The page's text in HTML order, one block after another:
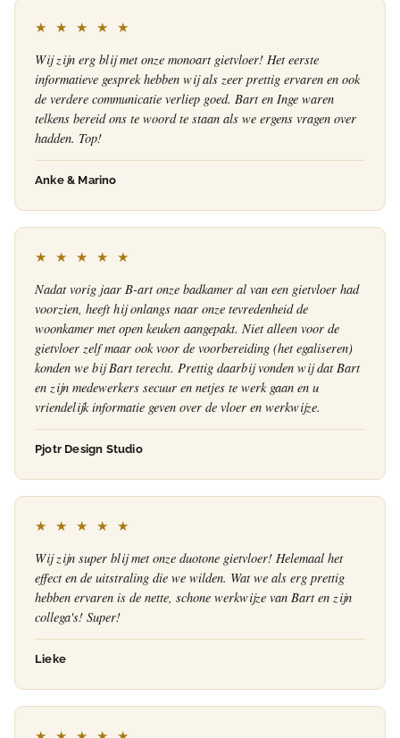
★ ★ ★ ★ ★
Wij zijn erg blij met onze monoart gietvloer! Het eerste
informatieve gesprek hebben wij als zeer prettig ervaren en ook
de verdere communicatie verliep goed. Bart en Inge waren
telkens bereid ons te woord te staan als we ergens vragen over
hadden. Top!
Anke & Marino
★ ★ ★ ★ ★
Nadat vorig jaar B-art onze badkamer al van een gietvloer had
voorzien, heeft hij onlangs naar onze tevredenheid de
woonkamer met open keuken aangepakt. Niet alleen voor de
gietvloer zelf maar ook voor de voorbereiding (het egaliseren)
konden we bij Bart terecht. Prettig daarbij vonden wij dat Bart
en zijn medewerkers secuur en netjes te werk gaan en u
vriendelijk informatie geven over de vloer en werkwijze.
Pjotr Design Studio
★ ★ ★ ★ ★
Wij zijn super blij met onze duotone gietvloer! Helemaal het
effect en de uitstraling die we wilden. Wat we als erg prettig
hebben ervaren is de nette, schone werkwijze van Bart en zijn
collega's! Super!
Lieke